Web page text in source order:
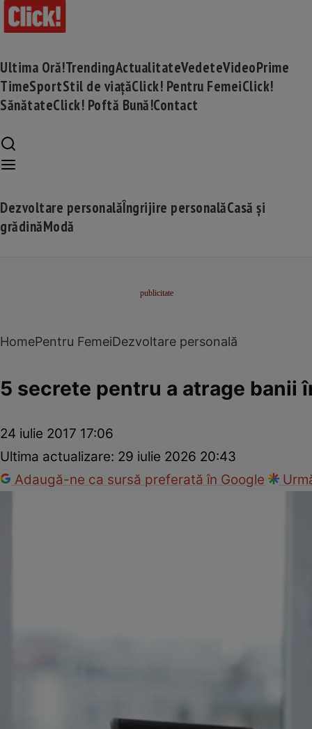
Ultima Oră!TrendingActualitateVedeteVideoPrime
TimeSportStil de viațăClick! Pentru FemeiClick!
SănătateClick! Poftă Bună!Contact
Dezvoltare personalăÎngrijire personalăCasă și
grădinăModă
HomePentru FemeiDezvoltare personală
5 secrete pentru a atrage banii
24 iulie 2017 17:06
Ultima actualizare: 29 iulie 2026 20:43
Adaugă-ne ca sursă preferată în Google